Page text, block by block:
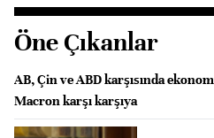
Öne Çıkanlar
AB, Çin ve ABD karşısında
Macron karşı karşıya